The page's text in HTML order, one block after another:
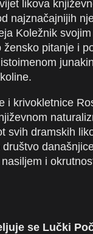
likova
najznačajnijih
Koležnik
pitanje i
i krivokletnice
svih dramskih
i
se Lučki